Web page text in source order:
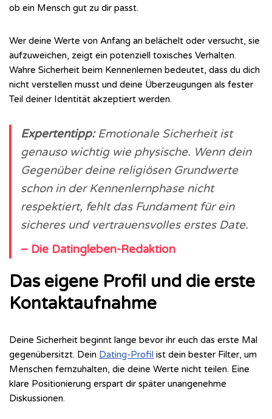
ob ein Mensch gut zu dir passt.
Wer deine Werte von Anfang an belächelt oder versucht, sie
aufzuweichen, zeigt ein potenziell toxisches Verhalten.
Wahre Sicherheit beim Kennenlernen bedeutet, dass du dich
nicht verstellen musst und deine Überzeugungen als fester
Teil deiner Identität akzeptiert werden.
Expertentipp:Emotionale Sicherheit ist
genauso wichtig wie physische. Wenn dein
Gegenüber deine religiösen Grundwerte
schon in der Kennenlernphase nicht
respektiert, fehlt das Fundament für ein
sicheres und vertrauensvolles erstes Date.
– Die Datingleben-Redaktion
Das eigene Profil und die erste
Kontaktaufnahme
Deine Sicherheit beginnt lange bevor ihr euch das erste Mal
gegenübersitzt. Dein Dating-Profil ist dein bester Filter, um
Menschen fernzuhalten, die deine Werte nicht teilen. Eine
klare Positionierung erspart dir später unangenehme
Diskussionen.